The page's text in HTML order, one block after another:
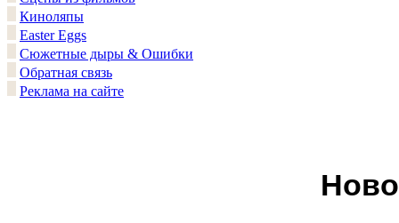
Киноляпы
Easter Eggs
Сюжетные дыры & Ошибки
Обратная связь
Реклама на сайте